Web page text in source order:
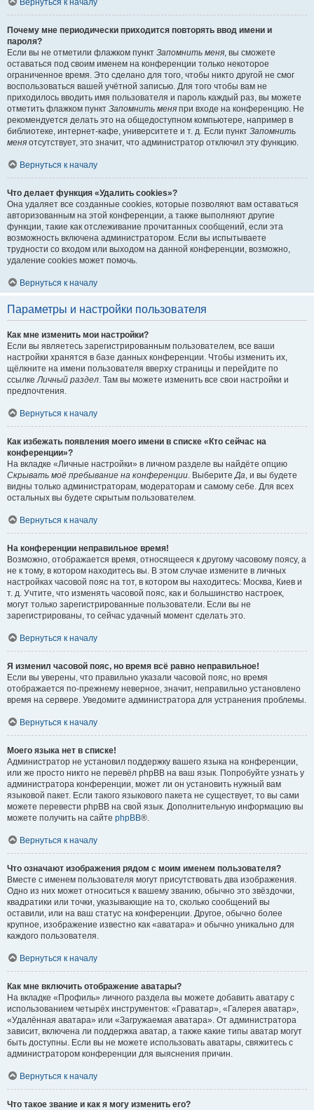
Вернуться к началу
Почему мне периодически приходится повторять ввод имени и
пароля?
Если вы не отметили флажком пункт Запомнить меня, вы сможете
оставаться под своим именем на конференции только некоторое
ограниченное время. Это сделано для того, чтобы никто другой не смог
воспользоваться вашей учётной записью. Для того чтобы вам не
приходилось вводить имя пользователя и пароль каждый раз, вы можете
отметить флажком пункт Запомнить меня при входе на конференцию. Не
рекомендуется делать это на общедоступном компьютере, например в
библиотеке, интернет-кафе, университете и т. д. Если пункт Запомнить
меня отсутствует, это значит, что администратор отключил эту функцию.
Вернуться к началу
Что делает функция «Удалить cookies»?
Она удаляет все созданные cookies, которые позволяют вам оставаться
авторизованным на этой конференции, а также выполняют другие
функции, такие как отслеживание прочитанных сообщений, если эта
возможность включена администратором. Если вы испытываете
трудности со входом или выходом на данной конференции, возможно,
удаление cookies может помочь.
Вернуться к началу
Параметры и настройки пользователя
Как мне изменить мои настройки?
Если вы являетесь зарегистрированным пользователем, все ваши
настройки хранятся в базе данных конференции. Чтобы изменить их,
щёлкните на имени пользователя вверху страницы и перейдите по
ссылкеЛичный раздел. Там вы можете изменить все свои настройки и
предпочтения.
Вернуться к началу
Как избежать появления моего имени в списке «Кто сейчас на
конференции»?
На вкладке «Личные настройки» в личном разделе вы найдёте опцию
Скрывать моё пребывание на конференции. ВыберитеДа, и вы будете
видны только администраторам, модераторам и самому себе. Для всех
остальных вы будете скрытым пользователем.
Вернуться к началу
На конференции неправильное время!
Возможно, отображается время, относящееся к другому часовому поясу, а
не к тому, в котором находитесь вы. В этом случае измените в личных
настройках часовой пояс на тот, в котором вы находитесь: Москва, Киев и
т. д. Учтите, что изменять часовой пояс, как и большинство настроек,
могут только зарегистрированные пользователи. Если вы не
зарегистрированы, то сейчас удачный момент сделать это.
Вернуться к началу
Я изменил часовой пояс, но время всё равно неправильное!
Если вы уверены, что правильно указали часовой пояс, но время
отображается по-прежнему неверное, значит, неправильно установлено
время на сервере. Уведомите администратора для устранения проблемы.
Вернуться к началу
Моего языка нет в списке!
Администратор не установил поддержку вашего языка на конференции,
или же просто никто не перевёл phpBB на ваш язык. Попробуйте узнать у
администратора конференции, может ли он установить нужный вам
языковой пакет. Если такого языкового пакета не существует, то вы сами
можете перевести phpBB на свой язык. Дополнительную информацию вы
можете получить на сайте phpBB®.
Вернуться к началу
Что означают изображения рядом с моим именем пользователя?
Вместе с именем пользователя могут присутствовать два изображения.
Одно из них может относиться к вашему званию, обычно это звёздочки,
квадратики или точки, указывающие на то, сколько сообщений вы
оставили, или на ваш статус на конференции. Другое, обычно более
крупное, изображение известно как «аватара» и обычно уникально для
каждого пользователя.
Вернуться к началу
Как мне включить отображение аватары?
На вкладке «Профиль» личного раздела вы можете добавить аватару с
использованием четырёх инструментов: «Граватар», «Галерея аватар»,
«Удалённая аватара» или «Загружаемая аватара». От администратора
зависит, включена ли поддержка аватар, а также какие типы аватар могут
быть доступны. Если вы не можете использовать аватары, свяжитесь с
администратором конференции для выяснения причин.
Вернуться к началу
Что такое звание и как я могу изменить его?